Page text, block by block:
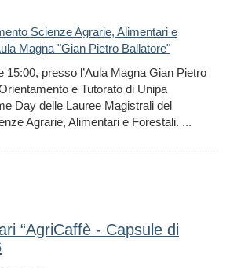
Scienze Agrarie, Alimentari e
Magna "Gian Pietro Ballatore"
15:00, presso l’Aula Magna Gian Pietro
e Tutorato di Unipa
Day delle Lauree Magistrali del
Agrarie, Alimentari e Forestali. ...
“AgriCaffè - Capsule di